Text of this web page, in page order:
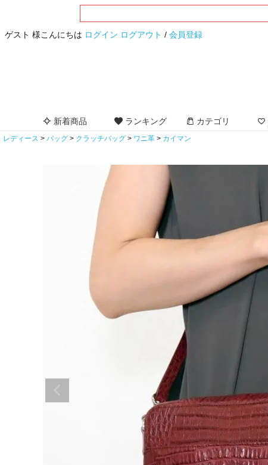
ゲスト 様こんにちは ログイン ログアウト / 会員登録
新着商品 ランキング カテゴリ
レディース バッグ クラッチバッグ ワニ革 カイマン